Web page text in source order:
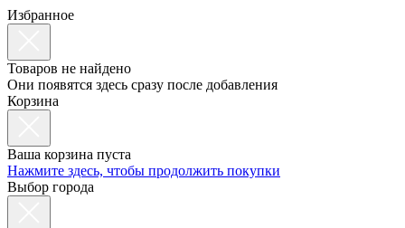
Избранное
Товаров не найдено
Они появятся здесь сразу после добавления
Корзина
Ваша корзина пуста
Нажмите здесь, чтобы продолжить покупки
Выбор города